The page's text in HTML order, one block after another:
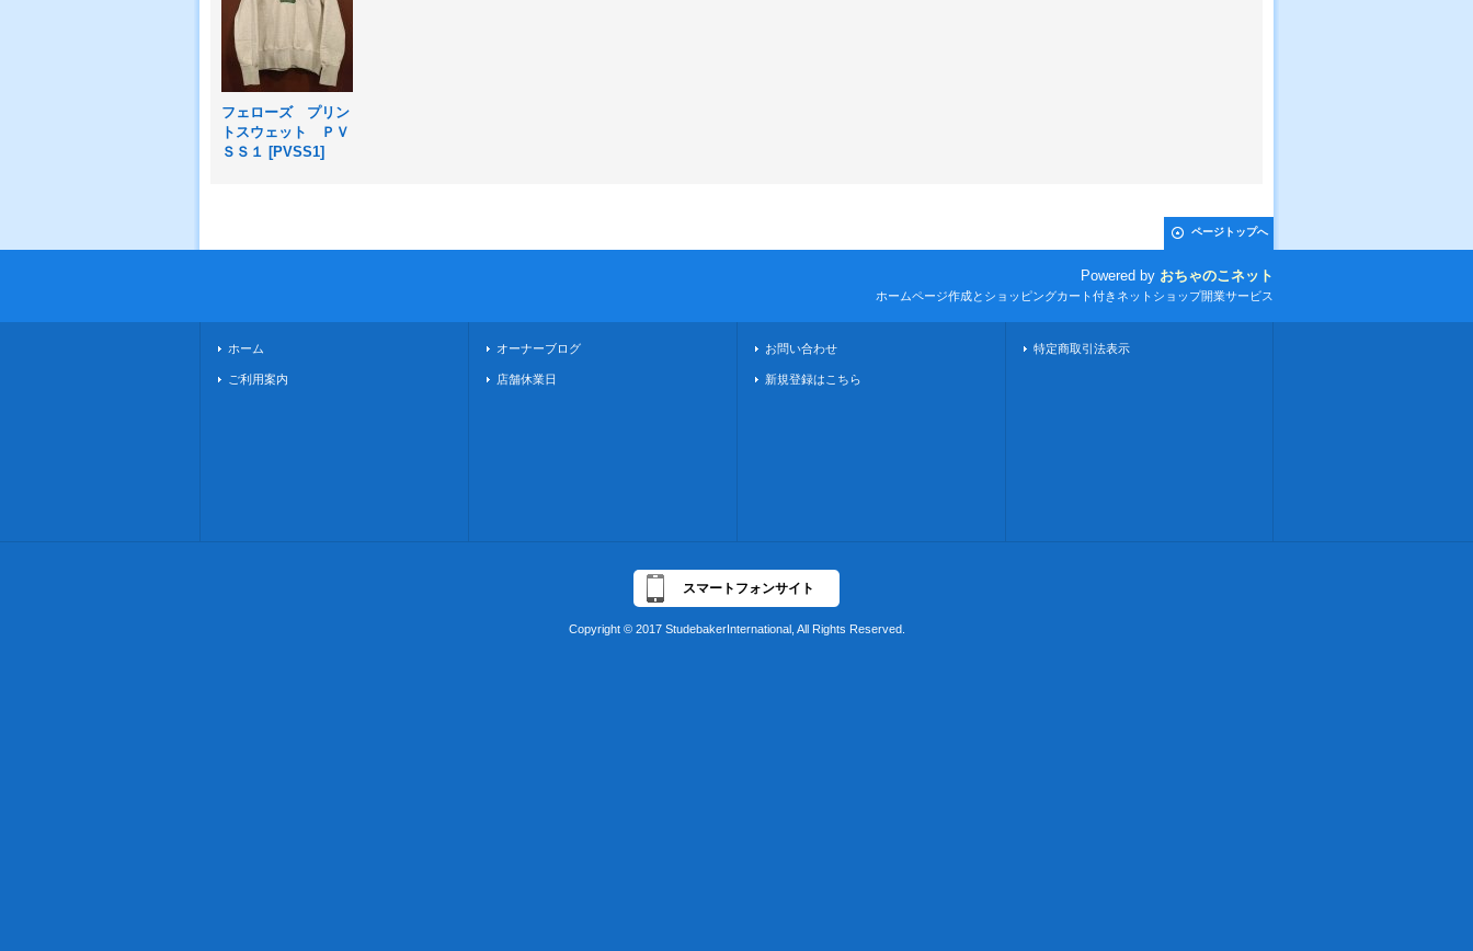
フェローズ プリン
トスウェット ＰＶ
ＳＳ１ [PVSS1]
ページトップへ
Powered by おちゃのこネット
ホームページ作成とショッピングカート付きネットショップ開業サービス
ホーム
ご利用案内
オーナーブログ
店舗休業日
お問い合わせ
新規登録はこちら
特定商取引法表示
スマートフォンサイト
Copyright © 2017 StudebakerInternational, All Rights Reserved.